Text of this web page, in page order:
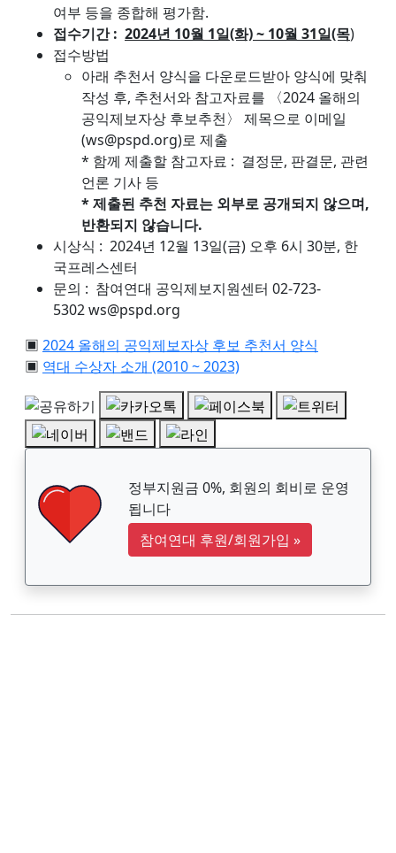
여부 등을 종합해 평가함.
접수기간 : 2024년 10월 1일(화) ~ 10월 31일(목)
접수방법
아래 추천서 양식을 다운로드받아 양식에 맞춰
작성 후, 추천서와 참고자료를 〈2024 올해의
공익제보자상 후보추천〉 제목으로 이메일
(ws@pspd.org)로 제출
* 함께 제출할 참고자료 : 결정문, 판결문, 관련
언론 기사 등
* 제출된 추천 자료는 외부로 공개되지 않으며,
반환되지 않습니다.
시상식 : 2024년 12월 13일(금) 오후 6시 30분, 한
국프레스센터
문의 : 참여연대 공익제보지원센터 02-723-
5302 ws@pspd.org
▣ 2024 올해의 공익제보자상 후보 추천서 양식
▣ 역대 수상자 소개 (2010 ~ 2023)
정부지원금 0%, 회원의 회비로 운영
됩니다
참여연대 후원/회원가입 »